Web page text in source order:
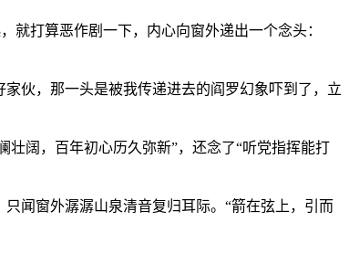
就打算恶作剧一下，内心向窗外递出一个念头：
伙，那一头是被我传递进去的阎罗幻象吓到了，立
阔，百年初心历久弥新”，还念了“听党指挥能打
闻窗外潺潺山泉清音复归耳际。“箭在弦上，引而